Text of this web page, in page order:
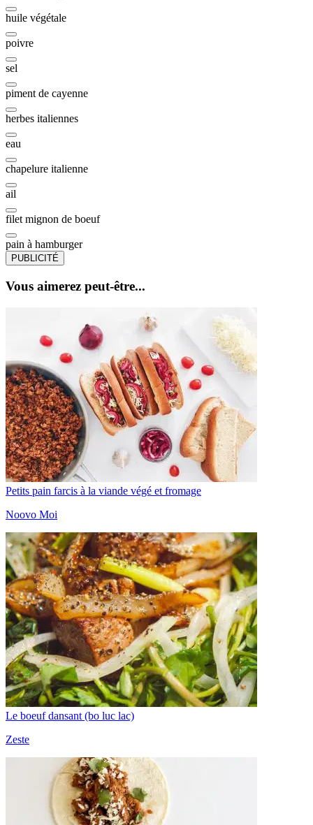
huile végétale
poivre
sel
piment de cayenne
herbes italiennes
eau
chapelure italienne
ail
filet mignon de boeuf
pain à hamburger
PUBLICITÉ
Vous aimerez peut-être...
Petits pain farcis à la viande végé et fromage
Noovo Moi
Le boeuf dansant (bo luc lac)
Zeste